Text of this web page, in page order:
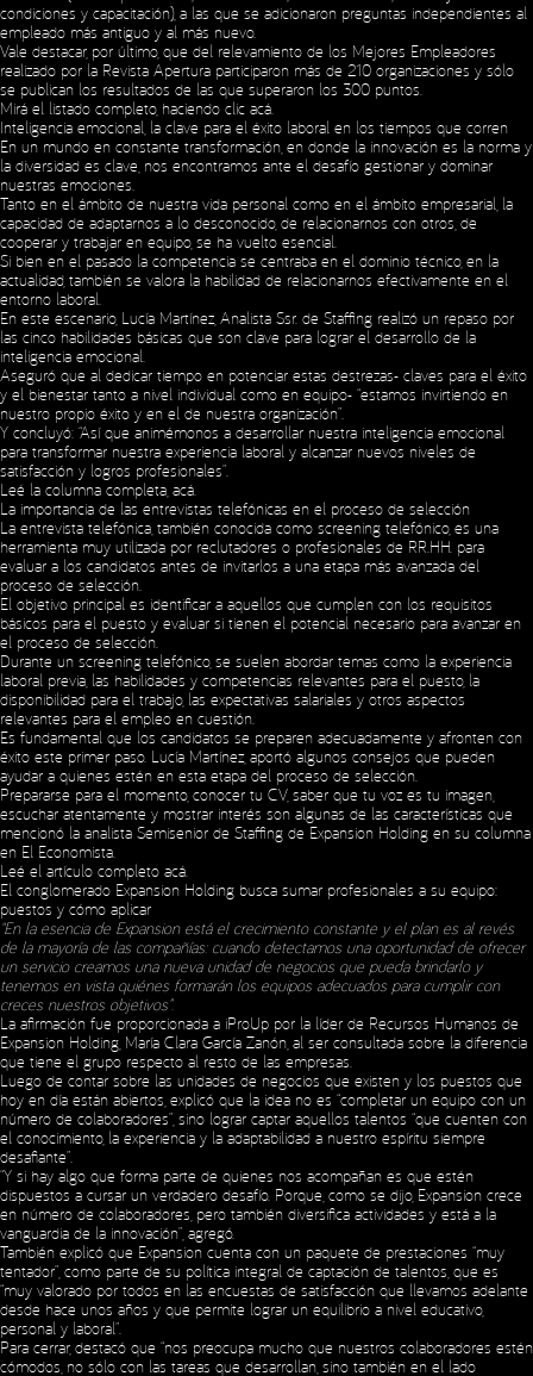
condiciones y capacitación), a las que se adicionaron preguntas independientes al
empleado más antiguo y al más nuevo.
Vale destacar, por último, que del relevamiento de los Mejores Empleadores
realizado por la Revista Apertura participaron más de 210 organizaciones y sólo
se publican los resultados de las que superaron los 300 puntos.
Mirá el listado completo, haciendo clic acá
Inteligencia emocional, la clave para el éxito laboral en los tiempos que corren
En un mundo en constante transformación, en donde la innovación es la norma y
la diversidad es clave, nos encontramos ante el desafío gestionar y dominar
nuestras emociones.
Tanto en el ámbito de nuestra vida personal como en el ámbito empresarial, la
capacidad de adaptarnos a lo desconocido, de relacionarnos con otros, de
cooperar y trabajar en equipo, se ha vuelto esencial.
Si bien en el pasado la competencia se centraba en el dominio técnico, en la
actualidad, también se valora la habilidad de relacionarnos efectivamente en el
entorno laboral.
En este escenario, Lucía Martínez, Analista Ssr. de Staffing realizó un repaso por
las cinco habilidades básicas que son clave para lograr el desarrollo de la
inteligencia emocional.
Aseguró que al dedicar tiempo en potenciar estas destrezas- claves para el éxito
y el bienestar tanto a nivel individual como en equipo- “estamos invirtiendo en
nuestro propio éxito y en el de nuestra organización”.
Y concluyó: “Así que animémonos a desarrollar nuestra inteligencia emocional
para transformar nuestra experiencia laboral y alcanzar nuevos niveles de
satisfacción y logros profesionales”.
Leé la columna completa, acá
La importancia de las entrevistas telefónicas en el proceso de selección
La entrevista telefónica, también conocida como screening telefónico, es una
herramienta muy utilizada por reclutadores o profesionales de RR.HH. para
evaluar a los candidatos antes de invitarlos a una etapa más avanzada del
proceso de selección.
El objetivo principal es identificar a aquellos que cumplen con los requisitos
básicos para el puesto y evaluar si tienen el potencial necesario para avanzar en
el proceso de selección.
Durante un screening telefónico, se suelen abordar temas como la experiencia
laboral previa, las habilidades y competencias relevantes para el puesto, la
disponibilidad para el trabajo, las expectativas salariales y otros aspectos
relevantes para el empleo en cuestión.
Es fundamental que los candidatos se preparen adecuadamente y afronten con
éxito este primer paso. Lucía Martínez, aportó algunos consejos que pueden
ayudar a quienes estén en esta etapa del proceso de selección.
Prepararse para el momento, conocer tu CV, saber que tu voz es tu imagen,
escuchar atentamente y mostrar interés son algunas de las características que
mencionó la analista Semisenior de Staffing de Expansion Holding en su columna
en El Economista.
Leé el artículo completo acá
El conglomerado Expansion Holding busca sumar profesionales a su equipo:
puestos y cómo aplicar
“En la esencia de Expansion está el crecimiento constante y el plan es al revés
de la mayoría de las compañías: cuando detectamos una oportunidad de ofrecer
un servicio creamos una nueva unidad de negocios que pueda brindarlo y
tenemos en vista quiénes formarán los equipos adecuados para cumplir con
creces nuestros objetivos”.
La afirmación fue proporcionada a iProUp por la líder de Recursos Humanos de
Expansion Holding, María Clara García Zanón, al ser consultada sobre la diferencia
que tiene el grupo respecto al resto de las empresas.
Luego de contar sobre las unidades de negocios que existen y los puestos que
hoy en día están abiertos, explicó que la idea no es “completar un equipo con un
número de colaboradores”, sino lograr captar aquellos talentos “que cuenten con
el conocimiento, la experiencia y la adaptabilidad a nuestro espíritu siempre
desafiante”.
“Y si hay algo que forma parte de quienes nos acompañan es que estén
dispuestos a cursar un verdadero desafío. Porque, como se dijo, Expansion crece
en número de colaboradores, pero también diversifica actividades y está a la
vanguardia de la innovación”, agregó.
También explicó que Expansion cuenta con un paquete de prestaciones “muy
tentador”, como parte de su política integral de captación de talentos, que es
“muy valorado por todos en las encuestas de satisfacción que llevamos adelante
desde hace unos años y que permite lograr un equilibrio a nivel educativo,
personal y laboral”.
Para cerrar, destacó que “nos preocupa mucho que nuestros colaboradores estén
cómodos, no sólo con las tareas que desarrollan, sino también en el lado